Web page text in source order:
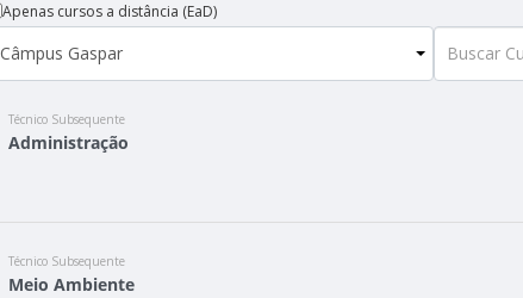
Apenas cursos a distância (EaD)
Técnico Subsequente
Administração
Técnico Subsequente
Meio Ambiente